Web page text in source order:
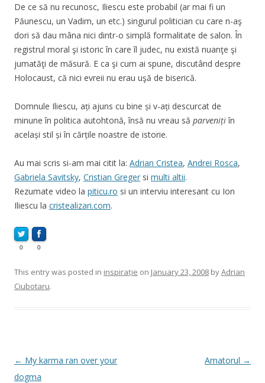
De ce să nu recunosc, Iliescu este probabil (ar mai fi un
Păunescu, un Vadim, un etc.) singurul politician cu care n-aş
dori să dau mâna nici dintr-o simplă formalitate de salon. În
registrul moral şi istoric în care îl judec, nu există nuanţe şi
jumatăţi de măsură. E ca şi cum ai spune, discutând despre
Holocaust, că nici evreii nu erau uşă de biserică.
Domnule Iliescu, ați ajuns cu bine și v-ați descurcat de
minune în politica autohtonă, însă nu vreau să parvenițiîn
același stil și în cărțile noastre de istorie.
Au mai scris si-am mai citit la: Adrian Cristea, Andrei Rosca,
Gabriela Savitsky, Cristian Greger si multi altii.
Rezumate video la piticu.ro si un interviu interesant cu Ion
Iliescu la cristealizari.com.
0 0
This entry was posted in inspirație on January 23, 2008 byAdrian
Ciubotaru.
Post
navigation
← My karma ran over your
dogma
Amatorul →